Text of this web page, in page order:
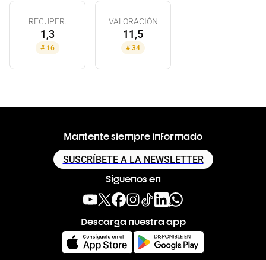
RECUPER.
1,3
# 16
VALORACIÓN
11,5
# 34
Mantente siempre informado
SUSCRÍBETE A LA NEWSLETTER
Síguenos en
Descarga nuestra app